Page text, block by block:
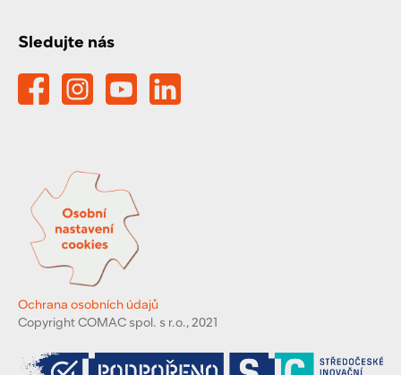
Sledujte nás
Ochrana osobních údajů
Copyright COMAC spol. s r.o., 2021